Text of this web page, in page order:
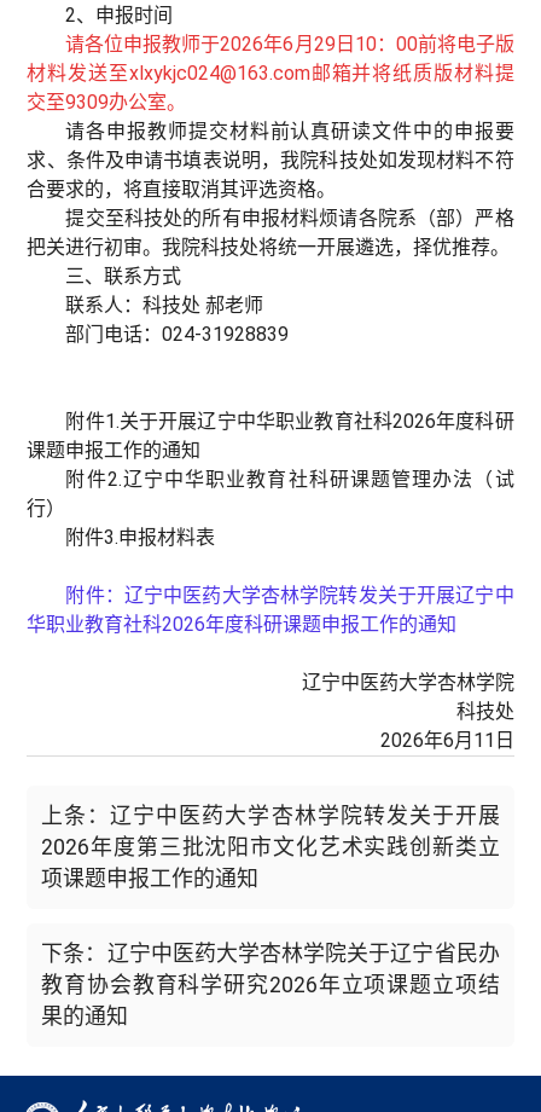
2、申报时间
请各位申报教师于2026年6月29日10：00前将电子版
材料发送至xlxykjc024@163.com邮箱并将纸质版材料提
交至9309办公室。
请各申报教师提交材料前认真研读文件中的申报要
求、条件及申请书填表说明，我院科技处如发现材料不符
合要求的，将直接取消其评选资格。
提交至科技处的所有申报材料烦请各院系（部）严格
把关进行初审。我院科技处将统一开展遴选，择优推荐。
三、联系方式
联系人：科技处 郝老师
部门电话：024-31928839
附件1.关于开展辽宁中华职业教育社科2026年度科研
课题申报工作的通知
附件2.辽宁中华职业教育社科研课题管理办法（试
行）
附件3.申报材料表
附件： 辽宁中医药大学杏林学院转发关于开展辽宁中
华职业教育社科2026年度科研课题申报工作的通知
辽宁中医药大学杏林学院
科技处
2026年6月11日
上条：辽宁中医药大学杏林学院转发关于开展
2026年度第三批沈阳市文化艺术实践创新类立
项课题申报工作的通知
下条：辽宁中医药大学杏林学院关于辽宁省民办
教育协会教育科学研究2026年立项课题立项结
果的通知